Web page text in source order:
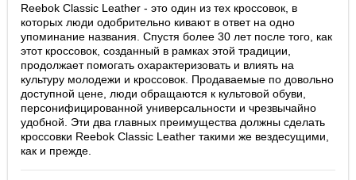
Reebok Classic Leather - это один из тех кроссовок, в
которых люди одобрительно кивают в ответ на одно
упоминание названия. Спустя более 30 лет после того, как
этот кроссовок, созданный в рамках этой традиции,
продолжает помогать охарактеризовать и влиять на
культуру молодежи и кроссовок. Продаваемые по довольно
доступной цене, люди обращаются к культовой обуви,
персонифицированной универсальности и чрезвычайно
удобной. Эти два главных преимущества должны сделать
кроссовки Reebok Classic Leather такими же вездесущими,
как и прежде.